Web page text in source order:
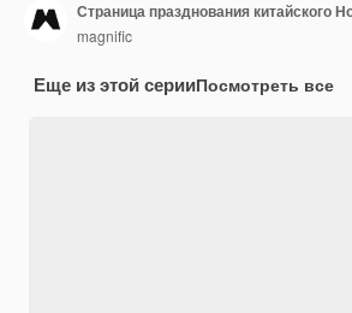
Страница празднования китайского
magnific
Еще из этой серииПосмотреть все